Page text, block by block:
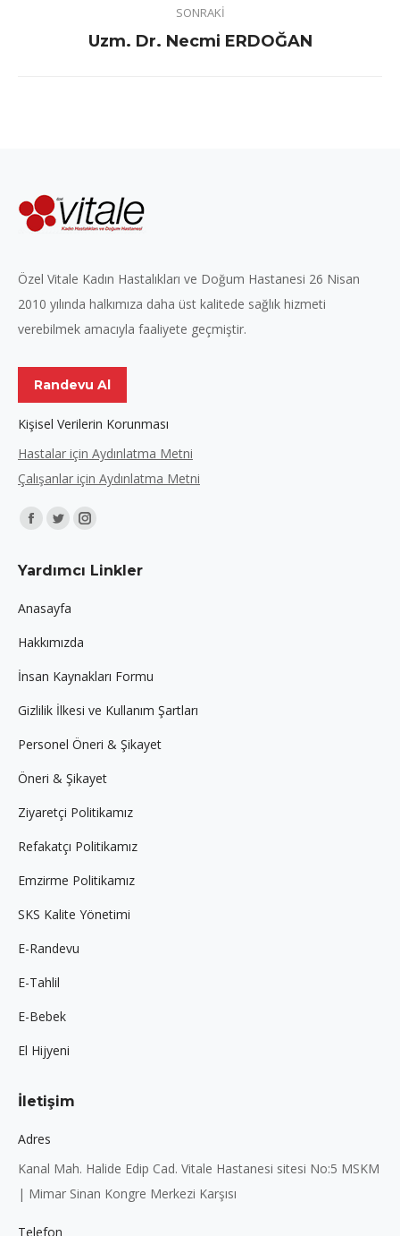
SONRAKI
Next
Uzm. Dr. Necmi ERDOĞAN
Özel Vitale Kadın Hastalıkları ve Doğum Hastanesi 26 Nisan
2010 yılında halkımıza daha üst kalitede sağlık hizmeti
verebilmek amacıyla faaliyete geçmiştir.
Randevu Al
Kişisel Verilerin Korunması
Hastalar için Aydınlatma Metni
Çalışanlar için Aydınlatma Metni
Find us on:
Facebook
opens
new
window
Twitter
opens
new
window
Instagram
opens
Yardımcı Linkler
Anasayfa
Hakkımızda
İnsan Kaynakları Formu
Gizlilik İlkesi ve Kullanım Şartları
Personel Öneri & Şikayet
Öneri & Şikayet
Ziyaretçi Politikamız
Refakatçı Politikamız
Emzirme Politikamız
SKS Kalite Yönetimi
E-Randevu
E-Tahlil
E-Bebek
El Hijyeni
İletişim
Adres
Kanal Mah. Halide Edip Cad. Vitale Hastanesi sitesi No:5 MSKM
| Mimar Sinan Kongre Merkezi Karşısı
Telefon